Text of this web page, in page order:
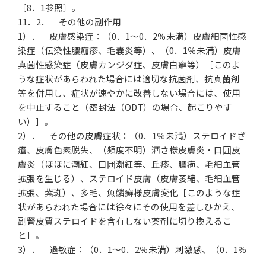
〔8．1参照〕。
11．2． その他の副作用
1）． 皮膚感染症：（0．1〜0．2％未満）皮膚細菌性感
染症（伝染性膿痂疹、毛嚢炎等）、（0．1％未満）皮膚
真菌性感染症（皮膚カンジダ症、皮膚白癬等）［このよ
うな症状があらわれた場合には適切な抗菌剤、抗真菌剤
等を併用し、症状が速やかに改善しない場合には、使用
を中止すること（密封法（ODT）の場合、起こりやす
い）］。
2）． その他の皮膚症状：（0．1％未満）ステロイドざ
瘡、皮膚色素脱失、（頻度不明）酒さ様皮膚炎・口囲皮
膚炎（ほほに潮紅、口囲潮紅等、丘疹、膿疱、毛細血管
拡張を生じる）、ステロイド皮膚（皮膚萎縮、毛細血管
拡張、紫斑）、多毛、魚鱗癬様皮膚変化［このような症
状があらわれた場合には徐々にその使用を差しひかえ、
副腎皮質ステロイドを含有しない薬剤に切り換えるこ
と］。
3）． 過敏症：（0．1〜0．2％未満）刺激感、（0．1％